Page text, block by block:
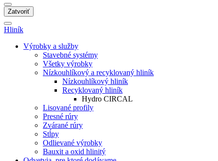
Zatvoriť
Hliník
Výrobky a služby
Stavebné systémy
Všetky výrobky
Nízkouhlíkový a recyklovaný hliník
Nízkouhlíkový hliník
Recyklovaný hliník
Hydro CIRCAL
Lisované profily
Presné rúry
Zvárané rúry
Stĺpy
Odlievané výrobky
Bauxit a oxid hlinitý